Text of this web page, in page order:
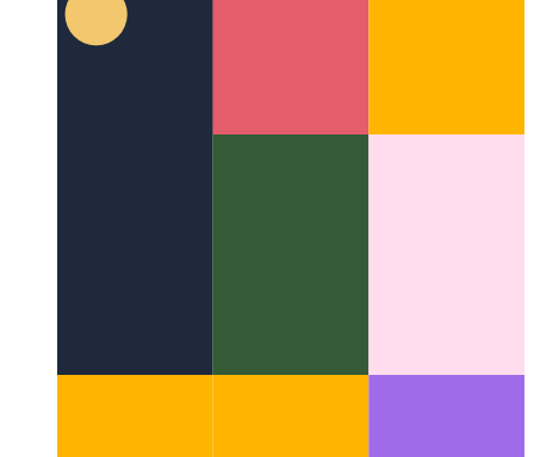
DevToolsと呼ばれるPWA
ChromiumにあるプログレッシブWebアプリです。